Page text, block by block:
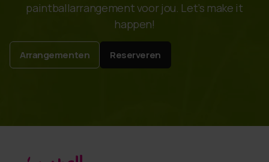
paintballarrangement voor jou. Let’s make it
happen!
Arrangementen Reserveren